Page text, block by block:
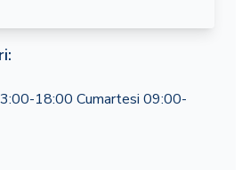
18:00 Cumartesi 09:00-